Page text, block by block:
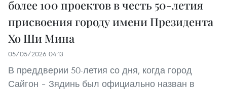
более 100 проектов в честь 50-летия
присвоения городу имени Президента
Хо Ши Мина
05/05/2026 04:13
В преддверии 50-летия со дня, когда город
Сайгон – Зядинь был официально назван в